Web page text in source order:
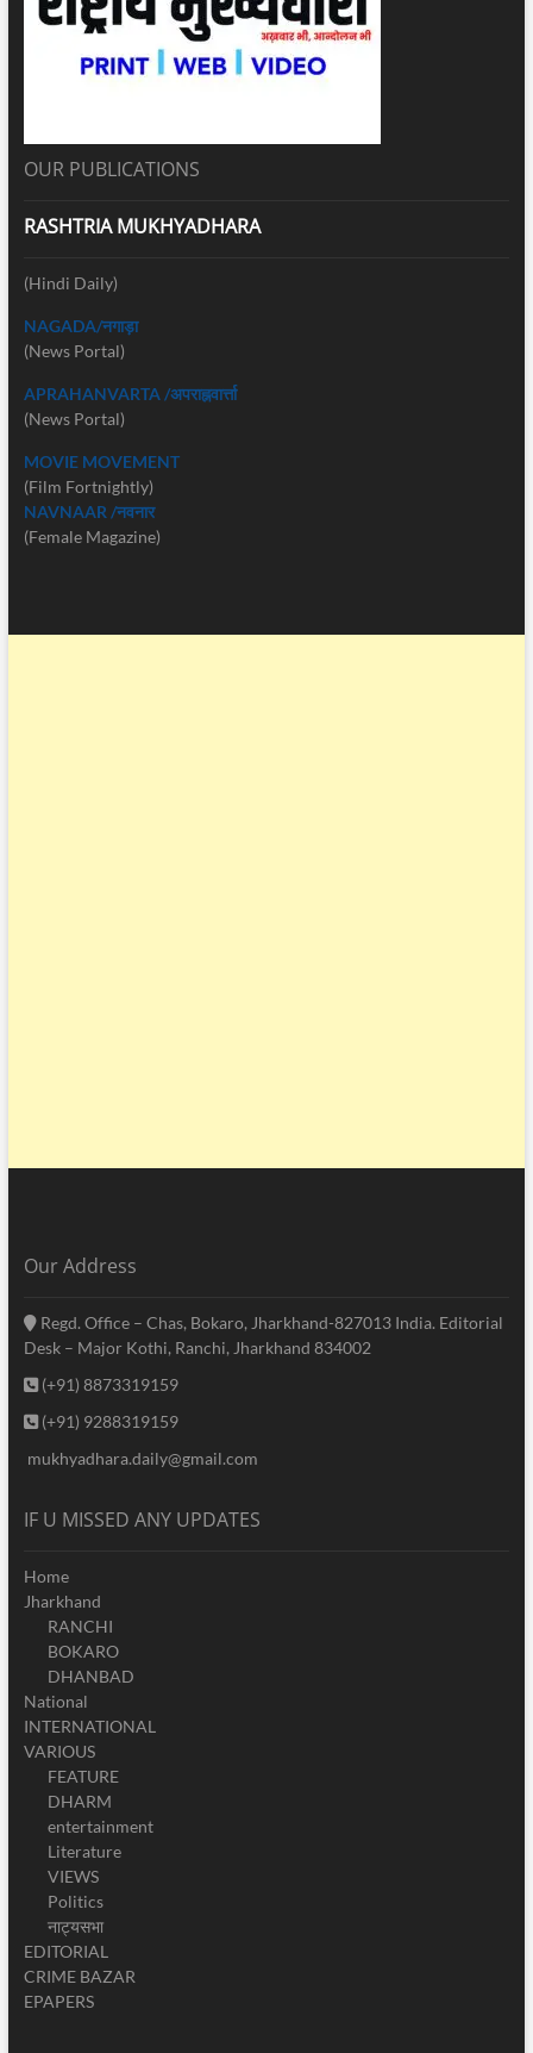
OUR PUBLICATIONS
RASHTRIA MUKHYADHARA
(Hindi Daily)
NAGADA/नगाड़ा
(News Portal)
APRAHANVARTA /अपराह्नवार्त्ता
(News Portal)
MOVIE MOVEMENT
(Film Fortnightly)
NAVNAAR /नवनार
(Female Magazine)
Our Address
Regd. Office – Chas, Bokaro, Jharkhand-827013 India. Editorial
Desk – Major Kothi, Ranchi, Jharkhand 834002
(+91) 8873319159
(+91) 9288319159
mukhyadhara.daily@gmail.com
IF U MISSED ANY UPDATES
Home
Jharkhand
RANCHI
BOKARO
DHANBAD
National
INTERNATIONAL
VARIOUS
FEATURE
DHARM
entertainment
Literature
VIEWS
Politics
नाट्यसभा
EDITORIAL
CRIME BAZAR
EPAPERS